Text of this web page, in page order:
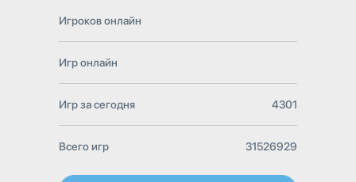
Игроков онлайн
Игр онлайн
Игр за сегодня 4301
Всего игр 31526929